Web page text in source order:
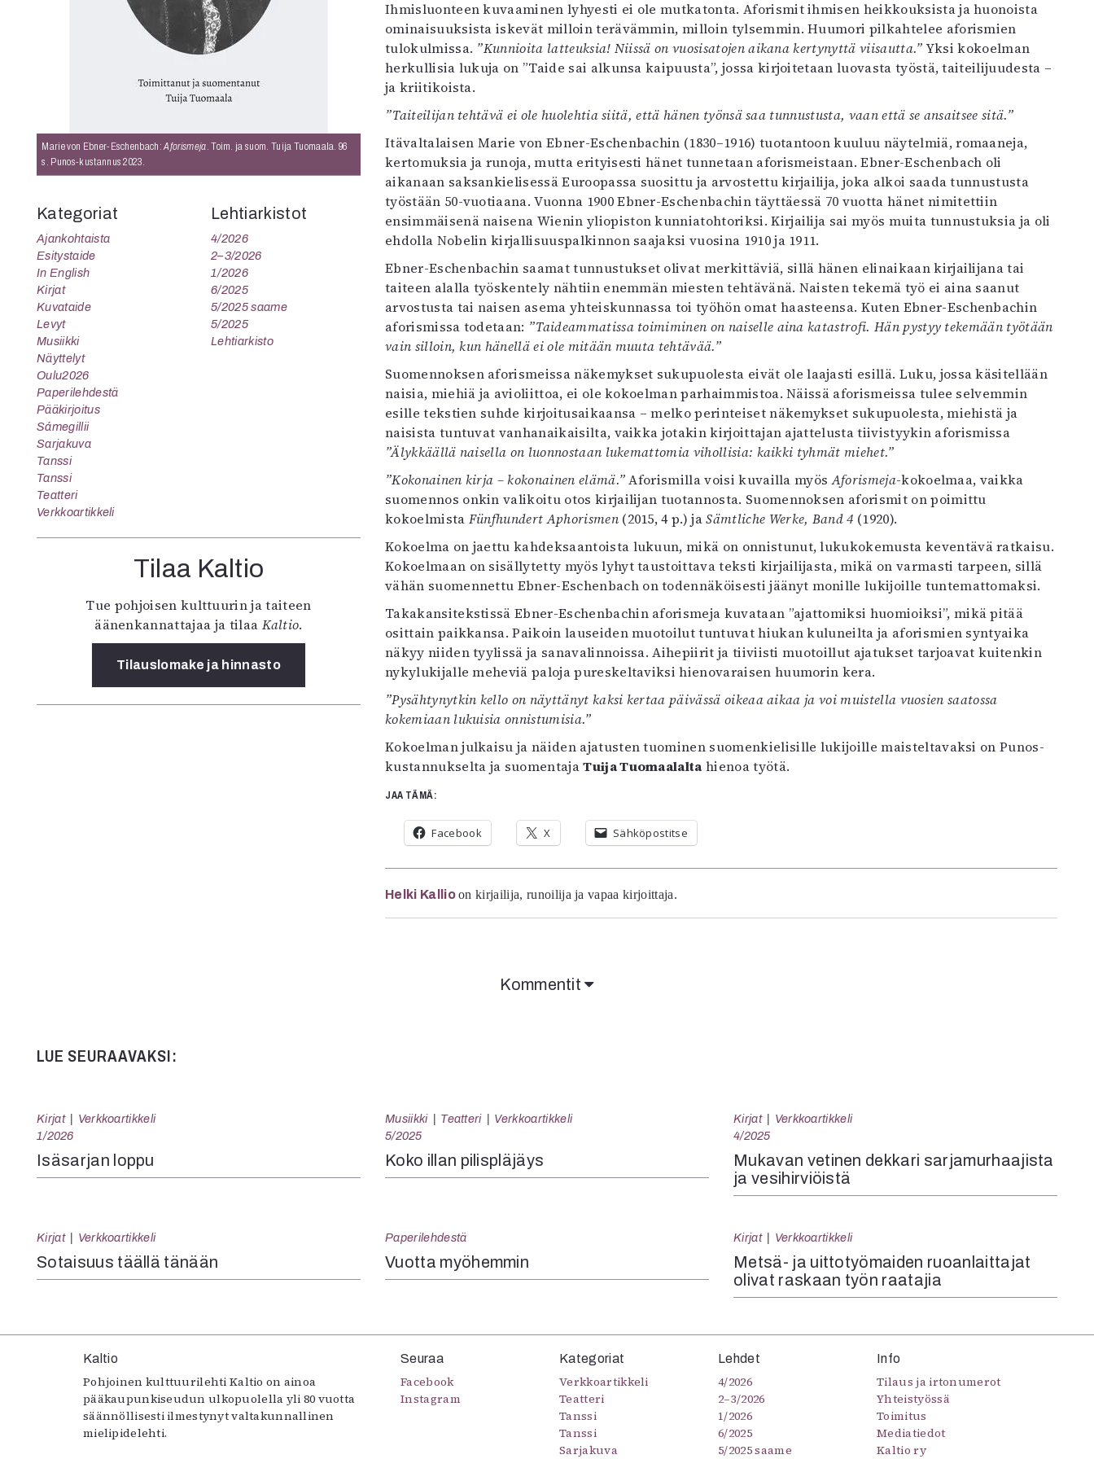
Kuvataide
Kirjat
In English
Esitystaide
Arkisto
Ihmisluonteen kuvaaminen lyhyesti ei ole mutkatonta. Aforismit ihmisen heikkouksista ja huonoista
ominaisuuksista iskevät milloin terävämmin, milloin tylsemmin. Huumori pilkahtelee aforismien
tulokulmissa. ”Kunnioita latteuksia! Niissä on vuosisatojen aikana kertynyttä viisautta.” Yksi kokoelman
herkullisia lukuja on ”Taide sai alkunsa kaipuusta”, jossa kirjoitetaan luovasta työstä, taiteilijuudesta –
ja kriitikoista.
”Taiteilijan tehtävä ei ole huolehtia siitä, että hänen työnsä saa tunnustusta, vaan että se ansaitsee sitä.”
Itävaltalaisen Marie von Ebner-Eschenbachin (1830–1916) tuotantoon kuuluu näytelmiä, romaaneja,
kertomuksia ja runoja, mutta erityisesti hänet tunnetaan aforismeistaan. Ebner-Eschenbach oli
aikanaan saksankielisessä Euroopassa suosittu ja arvostettu kirjailija, joka alkoi saada tunnustusta
työstään 50-vuotiaana. Vuonna 1900 Ebner-Eschenbachin täyttäessä 70 vuotta hänet nimitettiin
ensimmäisenä naisena Wienin yliopiston kunniatohtoriksi. Kirjailija sai myös muita tunnustuksia ja oli
ehdolla Nobelin kirjallisuuspalkinnon saajaksi vuosina 1910 ja 1911.
Ebner-Eschenbachin saamat tunnustukset olivat merkittäviä, sillä hänen elinaikaan kirjailijana tai
taiteen alalla työskentely nähtiin enemmän miesten tehtävänä. Naisten tekemä työ ei aina saanut
arvostusta tai naisen asema yhteiskunnassa toi työhön omat haasteensa. Kuten Ebner-Eschenbachin
aforismissa todetaan: ”Taideammatissa toimiminen on naiselle aina katastrofi. Hän pystyy tekemään työtään
vain silloin, kun hänellä ei ole mitään muuta tehtävää.”
Suomennoksen aforismeissa näkemykset sukupuolesta eivät ole laajasti esillä. Luku, jossa käsitellään
naisia, miehiä ja avioliittoa, ei ole kokoelman parhaimmistoa. Näissä aforismeissa tulee selvemmin
esille tekstien suhde kirjoitusaikaansa – melko perinteiset näkemykset sukupuolesta, miehistä ja
naisista tuntuvat vanhanaikaisilta, vaikka jotakin kirjoittajan ajattelusta tiivistyykin aforismissa
”Älykkäällä naisella on luonnostaan lukemattomia vihollisia: kaikki tyhmät miehet.”
”Kokonainen kirja – kokonainen elämä.”Aforismilla voisi kuvailla myösAforismeja-kokoelmaa, vaikka
suomennos onkin valikoitu otos kirjailijan tuotannosta. Suomennoksen aforismit on poimittu
kokoelmista Fünfhundert Aphorismen (2015, 4 p.) jaSämtliche Werke, Band 4 (1920).
Kokoelma on jaettu kahdeksaantoista lukuun, mikä on onnistunut, lukukokemusta keventävä ratkaisu.
Kokoelmaan on sisällytetty myös lyhyt taustoittava teksti kirjailijasta, mikä on varmasti tarpeen, sillä
vähän suomennettu Ebner-Eschenbach on todennäköisesti jäänyt monille lukijoille tuntemattomaksi.
Takakansitekstissä Ebner-Eschenbachin aforismeja kuvataan ”ajattomiksi huomioiksi”, mikä pitää
osittain paikkansa. Paikoin lauseiden muotoilut tuntuvat hiukan kuluneilta ja aforismien syntyaika
näkyy niiden tyylissä ja sanavalinnoissa. Aihepiirit ja tiiviisti muotoillut ajatukset tarjoavat kuitenkin
nykylukijalle meheviä paloja pureskeltaviksi hienovaraisen huumorin kera.
”Pysähtynytkin kello on näyttänyt kaksi kertaa päivässä oikeaa aikaa ja voi muistella vuosien saatossa
kokemiaan lukuisia onnistumisia.”
Kokoelman julkaisu ja näiden ajatusten tuominen suomenkielisille lukijoille maisteltavaksi on Punos-
kustannukselta ja suomentajaTuija Tuomaalalta hienoa työtä.
JAA TÄMÄ:
Facebook X Sähköpostitse
Helki Kallioon kirjailija, runoilija ja vapaa kirjoittaja.
Marie von Ebner-Eschenbach:Aforismeja . Toim. ja suom. Tuija Tuomaala. 96
s. Punos-kustannus 2023.
Kategoriat
Ajankohtaista
Esitystaide
In English
Kirjat
Kuvataide
Levyt
Musiikki
Näyttelyt
Oulu2026
Paperilehdestä
Pääkirjoitus
Sámegillii
Sarjakuva
Tanssi
Tanssi
Teatteri
Verkkoartikkeli
Lehtiarkistot
4/2026
2–3/2026
1/2026
6/2025
5/2025 saame
5/2025
Lehtiarkisto
Tilaa Kaltio
Tue pohjoisen kulttuurin ja taiteen
äänenkannattajaa ja tilaa Kaltio.
Tilauslomake ja hinnasto
Kommentit
LUE SEURAAVAKSI:
Kirjat
Verkkoartikkeli
1/2026
Isäsarjan loppu
Musiikki Teatteri
Verkkoartikkeli
5/2025
Koko illan pilispläjäys
Kirjat
Verkkoartikkeli
4/2025
Mukavan vetinen dekkari sarjamurhaajista
ja vesihirviöistä
Kirjat Verkkoartikkeli
Sotaisuus täällä tänään
Paperilehdestä
Vuotta myöhemmin
Kirjat Verkkoartikkeli
Metsä- ja uittotyömaiden ruoanlaittajat
olivat raskaan työn raatajia
Kaltio
Pohjoinen kulttuurilehti Kaltio on ainoa
pääkaupunkiseudun ulkopuolella yli 80 vuotta
säännöllisesti ilmestynyt valtakunnallinen
mielipidelehti.
Seuraa
Facebook
Instagram
Kategoriat
Verkkoartikkeli
Teatteri
Tanssi
Tanssi
Sarjakuva
Lehdet
4/2026
2–3/2026
1/2026
6/2025
5/2025 saame
Info
Tilaus ja irtonumerot
Yhteistyössä
Toimitus
Mediatiedot
Kaltio ry